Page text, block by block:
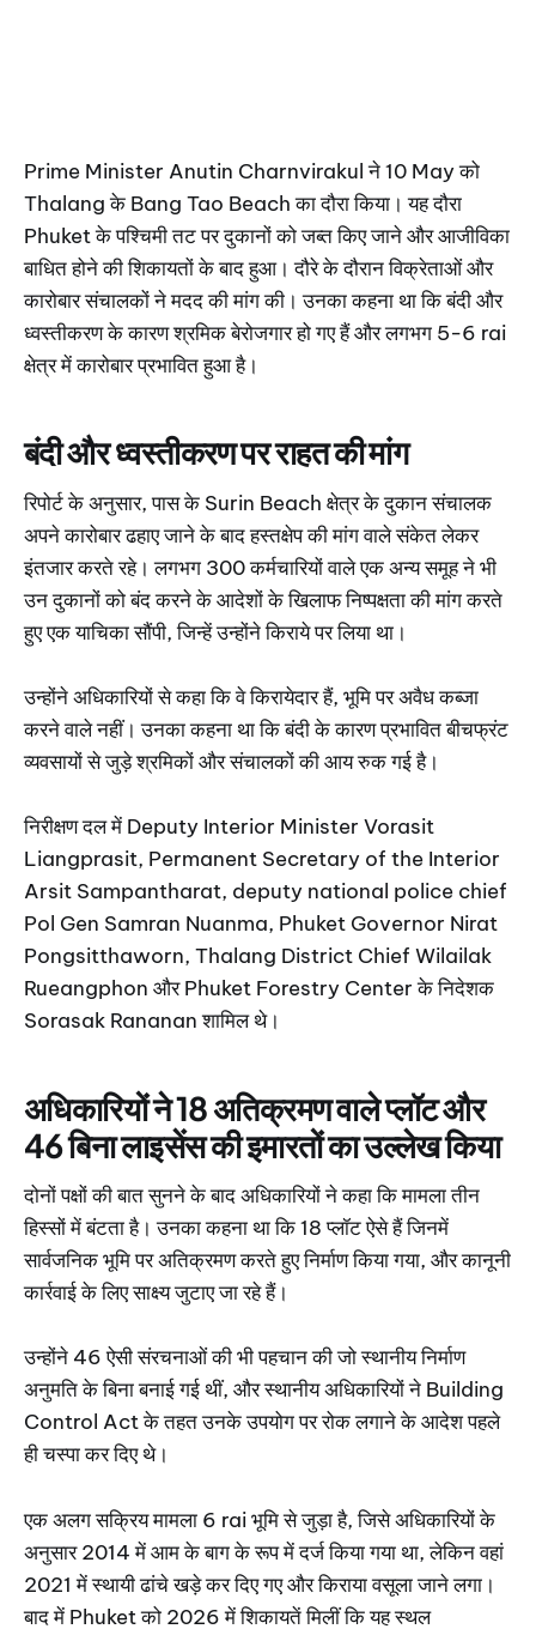
Prime Minister Anutin Charnvirakul ने 10 May को
Thalang के Bang Tao Beach का दौरा किया। यह दौरा
Phuket के पश्चिमी तट पर दुकानों को जब्त किए जाने और आजीविका
बाधित होने की शिकायतों के बाद हुआ। दौरे के दौरान विक्रेताओं और
कारोबार संचालकों ने मदद की मांग की। उनका कहना था कि बंदी और
ध्वस्तीकरण के कारण श्रमिक बेरोजगार हो गए हैं और लगभग 5-6 rai
क्षेत्र में कारोबार प्रभावित हुआ है।
बंदी और ध्वस्तीकरण पर राहत की मांग
रिपोर्ट के अनुसार, पास के Surin Beach क्षेत्र के दुकान संचालक
अपने कारोबार ढहाए जाने के बाद हस्तक्षेप की मांग वाले संकेत लेकर
इंतजार करते रहे। लगभग 300 कर्मचारियों वाले एक अन्य समूह ने भी
उन दुकानों को बंद करने के आदेशों के खिलाफ निष्पक्षता की मांग करते
हुए एक याचिका सौंपी, जिन्हें उन्होंने किराये पर लिया था।
उन्होंने अधिकारियों से कहा कि वे किरायेदार हैं, भूमि पर अवैध कब्जा
करने वाले नहीं। उनका कहना था कि बंदी के कारण प्रभावित बीचफ्रंट
व्यवसायों से जुड़े श्रमिकों और संचालकों की आय रुक गई है।
निरीक्षण दल में Deputy Interior Minister Vorasit
Liangprasit, Permanent Secretary of the Interior
Arsit Sampantharat, deputy national police chief
Pol Gen Samran Nuanma, Phuket Governor Nirat
Pongsitthaworn, Thalang District Chief Wilailak
Rueangphon और Phuket Forestry Center के निदेशक
Sorasak Rananan शामिल थे।
अधिकारियों ने 18 अतिक्रमण वाले प्लॉट और
46 बिना लाइसेंस की इमारतों का उल्लेख किया
दोनों पक्षों की बात सुनने के बाद अधिकारियों ने कहा कि मामला तीन
हिस्सों में बंटता है। उनका कहना था कि 18 प्लॉट ऐसे हैं जिनमें
सार्वजनिक भूमि पर अतिक्रमण करते हुए निर्माण किया गया, और कानूनी
कार्रवाई के लिए साक्ष्य जुटाए जा रहे हैं।
उन्होंने 46 ऐसी संरचनाओं की भी पहचान की जो स्थानीय निर्माण
अनुमति के बिना बनाई गई थीं, और स्थानीय अधिकारियों ने Building
Control Act के तहत उनके उपयोग पर रोक लगाने के आदेश पहले
ही चस्पा कर दिए थे।
एक अलग सक्रिय मामला 6 rai भूमि से जुड़ा है, जिसे अधिकारियों के
अनुसार 2014 में आम के बाग के रूप में दर्ज किया गया था, लेकिन वहां
2021 में स्थायी ढांचे खड़े कर दिए गए और किराया वसूला जाने लगा।
बाद में Phuket को 2026 में शिकायतें मिलीं कि यह स्थल